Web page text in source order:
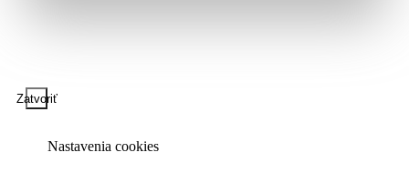
Zatvoriť
Nastavenia cookies